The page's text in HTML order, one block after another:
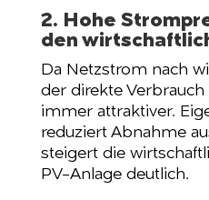
2. Hohe
den
Da Netzstrom nach
der direkte
immer attraktiver.
reduziert Abnahme
steigert die
PV-Anlage deutlich.